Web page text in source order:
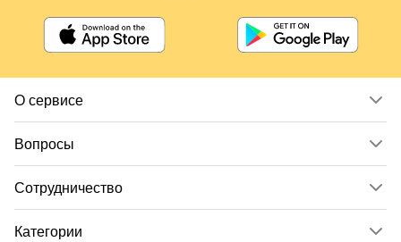
О сервисе
Вопросы
Сотрудничество
Категории